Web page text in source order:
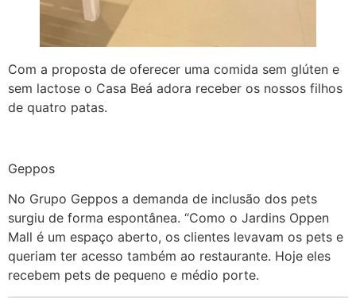
Com a proposta de oferecer uma comida sem glúten e
sem lactose o Casa Beá adora receber os nossos filhos
de quatro patas.
Geppos
No Grupo Geppos a demanda de inclusão dos pets
surgiu de forma espontânea. “Como o Jardins Oppen
Mall é um espaço aberto, os clientes levavam os pets e
queriam ter acesso também ao restaurante. Hoje eles
recebem pets de pequeno e médio porte.